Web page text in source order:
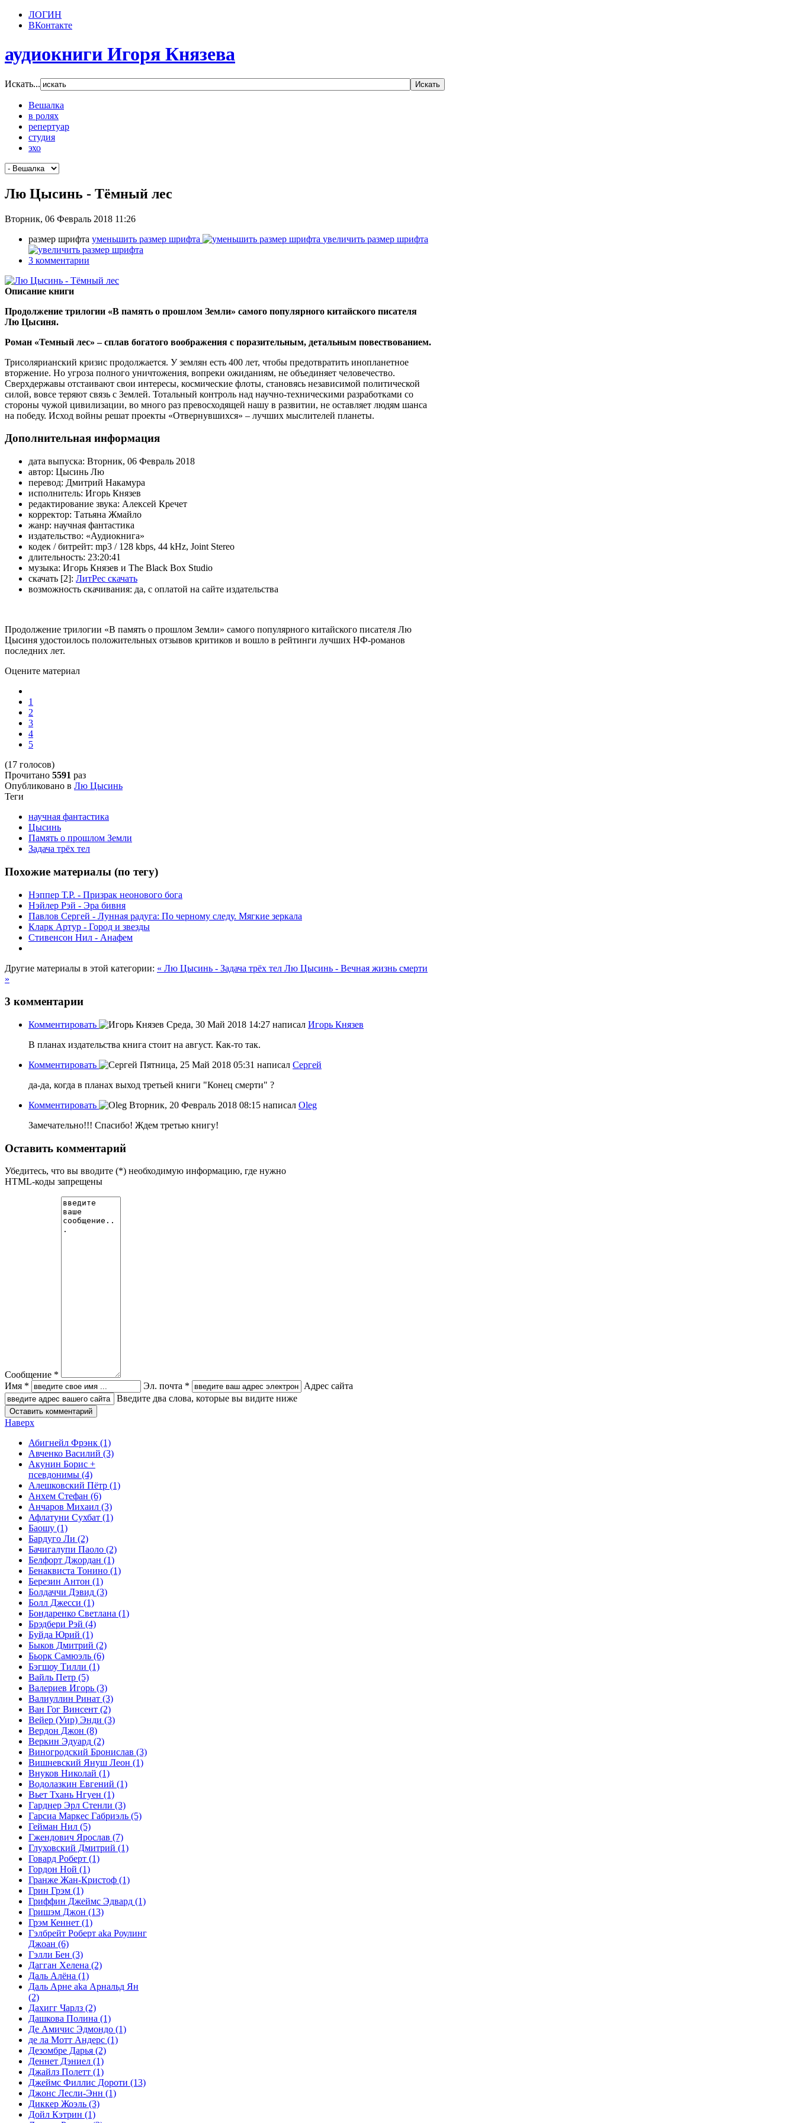
ЛОГИН
ВКонтакте
аудиокниги Игоря Князева
Искать...
Вешалка
в ролях
репертуар
студия
эхо
Лю Цысинь - Тёмный лес
Вторник, 06 Февраль 2018 11:26
размер шрифта уменьшить размер шрифта увеличить размер шрифта
3 комментарии
Описание книги
Продолжение трилогии «В память о прошлом Земли» самого популярного китайского писателя
Лю Цысиня.
Роман «Темный лес» – сплав богатого воображения с поразительным, детальным повествованием.
Трисолярианский кризис продолжается. У землян есть 400 лет, чтобы предотвратить инопланетное
вторжение. Но угроза полного уничтожения, вопреки ожиданиям, не объединяет человечество.
Сверхдержавы отстаивают свои интересы, космические флоты, становясь независимой политической
силой, вовсе теряют связь с Землей. Тотальный контроль над научно-техническими разработками со
стороны чужой цивилизации, во много раз превосходящей нашу в развитии, не оставляет людям шанса
на победу. Исход войны решат проекты «Отвернувшихся» – лучших мыслителей планеты.
Дополнительная информация
дата выпуска: Вторник, 06 Февраль 2018
автор: Цысинь Лю
перевод: Дмитрий Накамура
исполнитель: Игорь Князев
редактирование звука: Алексей Кречет
корректор: Татьяна Жмайло
жанр: научная фантастика
издательство: «Аудиокнига»
кодек / битрейт: mp3 / 128 kbps, 44 kHz, Joint Stereo
длительность: 23:20:41
музыка: Игорь Князев и The Black Box Studio
скачать [2]: ЛитРес скачать
возможность скачивания: да, с оплатой на сайте издательства
Продолжение трилогии «В память о прошлом Земли» самого популярного китайского писателя Лю
Цысиня удостоилось положительных отзывов критиков и вошло в рейтинги лучших НФ-романов
последних лет.
Оцените материал
1
2
3
4
5
(17 голосов)
Прочитано 5591 раз
Опубликовано в Лю Цысинь
Теги
научная фантастика
Цысинь
Память о прошлом Земли
Задача трёх тел
Похожие материалы (по тегу)
Нэппер Т.Р. - Призрак неонового бога
Нэйлер Рэй - Эра бивня
Павлов Сергей - Лунная радуга: По черному следу. Мягкие зеркала
Кларк Артур - Город и звезды
Стивенсон Нил - Анафем
Другие материалы в этой категории: « Лю Цысинь - Задача трёх тел Лю Цысинь - Вечная жизнь смерти
»
3 комментарии
Комментировать Среда, 30 Май 2018 14:27 написал Игорь Князев
В планах издательства книга стоит на август. Как-то так.
Комментировать
Пятница, 25 Май 2018 05:31 написал Сергей
да-да, когда в планах выход третьей книги "Конец смерти" ?
Комментировать
Вторник, 20 Февраль 2018 08:15 написал Oleg
Замечательно!!! Спасибо! Ждем третью книгу!
Оставить комментарий
Убедитесь, что вы вводите (*) необходимую информацию, где нужно
HTML-коды запрещены
Сообщение *
Имя *
Эл. почта *
Адрес сайта
Введите два слова, которые вы видите ниже
Наверх
Абигнейл Фрэнк (1)
Авченко Василий (3)
Акунин Борис +
псевдонимы (4)
Алешковский Пётр (1)
Анхем Стефан (6)
Анчаров Михаил (3)
Афлатуни Сухбат (1)
Баошу (1)
Бардуго Ли (2)
Бачигалупи Паоло (2)
Белфорт Джордан (1)
Бенаквиста Тонино (1)
Березин Антон (1)
Болдаччи Дэвид (3)
Болл Джесси (1)
Бондаренко Светлана (1)
Брэдбери Рэй (4)
Буйда Юрий (1)
Быков Дмитрий (2)
Бьорк Самюэль (6)
Бэгшоу Тилли (1)
Вайль Петр (5)
Валериев Игорь (3)
Валиуллин Ринат (3)
Ван Гог Винсент (2)
Вейер (Уир) Энди (3)
Вердон Джон (8)
Веркин Эдуард (2)
Виногродский Бронислав (3)
Вишневский Януш Леон (1)
Внуков Николай (1)
Водолазкин Евгений (1)
Вьет Тхань Нгуен (1)
Гарднер Эрл Стенли (3)
Гарсиа Маркес Габриэль (5)
Гейман Нил (5)
Гжендович Ярослав (7)
Глуховский Дмитрий (1)
Говард Роберт (1)
Гордон Ной (1)
Гранже Жан-Кристоф (1)
Грин Грэм (1)
Гриффин Джеймс Эдвард (1)
Гришэм Джон (13)
Грэм Кеннет (1)
Гэлбрейт Роберт aka Роулинг
Джоан (6)
Гэлли Бен (3)
Дагган Хелена (2)
Даль Алёна (1)
Даль Арне aka Арнальд Ян
(2)
Дахигг Чарлз (2)
Дашкова Полина (1)
Де Амичис Эдмондо (1)
де ла Мотт Андерс (1)
Дезомбре Дарья (2)
Деннет Дэниел (1)
Джайлз Полетт (1)
Джеймс Филлис Дороти (13)
Джонс Лесли-Энн (1)
Диккер Жоэль (3)
Дойл Кэтрин (1)